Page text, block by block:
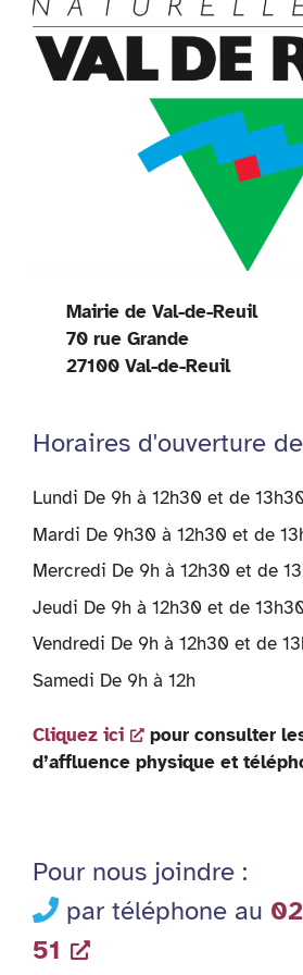
Mairie de Val-de-Reuil
70 rue Grande
27100 Val-de-Reuil
Horaires d'ouverture
Lundi De 9h à 12h30 et de
Mardi De 9h30 à 12h30 et de
Mercredi De 9h à 12h30 et de
Jeudi De 9h à 12h30 et de
Vendredi De 9h à 12h30 et de
Samedi De 9h à 12h
Cliquez ici
pour consulter
d’affluence physique et
Pour nous joindre :
par téléphone au
51